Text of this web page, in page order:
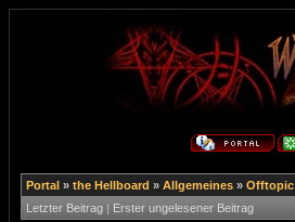
Portal » the Hellboard » Allgemeines » Offtopic
Letzter Beitrag | Erster ungelesener Beitrag